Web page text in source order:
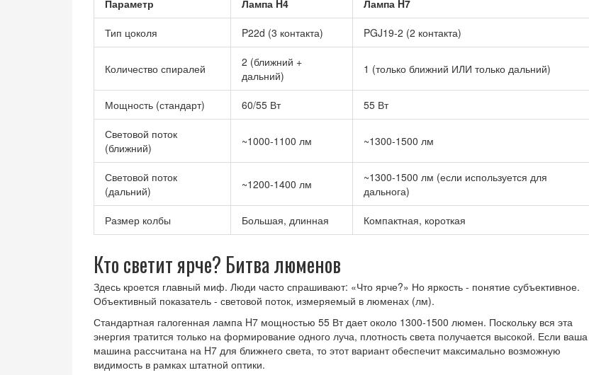
Параметр
Лампа H4 Лампа H7
Тип цоколя P22d (3 контакта) PGJ19-2 (2 контакта)
Количество спиралей
2 (ближний +
дальний)
1 (только ближний ИЛИ только дальний)
Мощность (стандарт) 60/55 Вт 55 Вт
Световой поток
(ближний)
~1000-1100 лм ~1300-1500 лм
Световой поток
(дальний)
~1200-1400 лм
~1300-1500 лм (если используется для
дальнога)
Размер колбы Большая, длинная Компактная, короткая
Кто светит ярче? Битва люменов
Здесь кроется главный миф. Люди часто спрашивают: «Что ярче?» Но яркость - понятие субъективное.
Объективный показатель - световой поток, измеряемый в люменах (лм).
Стандартная галогенная лампа H7 мощностью 55 Вт дает около 1300-1500 люмен. Поскольку вся эта
энергия тратится только на формирование одного луча, плотность света получается высокой. Если ваша
машина рассчитана на H7 для ближнего света, то этот вариант обеспечит максимально возможную
видимость в рамках штатной оптики.